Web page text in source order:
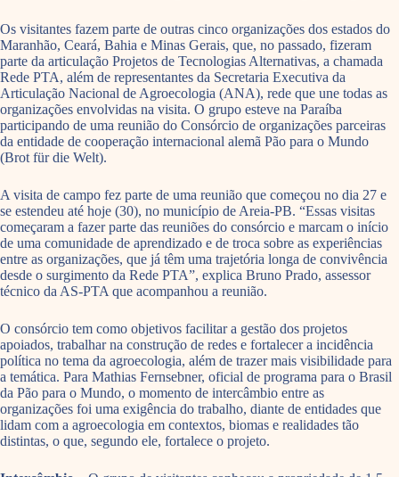
Os visitantes fazem parte de outras cinco organizações dos estados do
Maranhão, Ceará, Bahia e Minas Gerais, que, no passado, fizeram
parte da articulação Projetos de Tecnologias Alternativas, a chamada
Rede PTA, além de representantes da Secretaria Executiva da
Articulação Nacional de Agroecologia (ANA), rede que une todas as
organizações envolvidas na visita. O grupo esteve na Paraíba
participando de uma reunião do Consórcio de organizações parceiras
da entidade de cooperação internacional alemã Pão para o Mundo
(Brot für die Welt).
A visita de campo fez parte de uma reunião que começou no dia 27 e
se estendeu até hoje (30), no município de Areia-PB. “Essas visitas
começaram a fazer parte das reuniões do consórcio e marcam o início
de uma comunidade de aprendizado e de troca sobre as experiências
entre as organizações, que já têm uma trajetória longa de convivência
desde o surgimento da Rede PTA”, explica Bruno Prado, assessor
técnico da AS-PTA que acompanhou a reunião.
O consórcio tem como objetivos facilitar a gestão dos projetos
apoiados, trabalhar na construção de redes e fortalecer a incidência
política no tema da agroecologia, além de trazer mais visibilidade para
a temática. Para Mathias Fernsebner, oficial de programa para o Brasil
da Pão para o Mundo, o momento de intercâmbio entre as
organizações foi uma exigência do trabalho, diante de entidades que
lidam com a agroecologia em contextos, biomas e realidades tão
distintas, o que, segundo ele, fortalece o projeto.